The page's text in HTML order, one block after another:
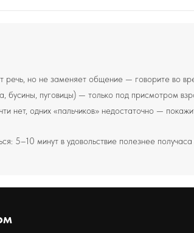
речь, но не заменяет общение — говорите во
бусины, пуговицы) — только под присмотром
нет, одних «пальчиков» недостаточно —
5–10 минут в удовольствие полезнее получаса